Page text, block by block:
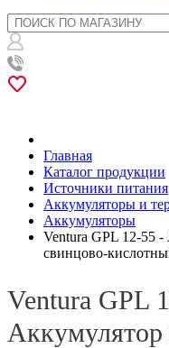
Главная
Каталог продукции
Источники питания
Аккумуляторы и
Аккумуляторы
Ventura GPL 12-55
свинцово-
Ventura GPL